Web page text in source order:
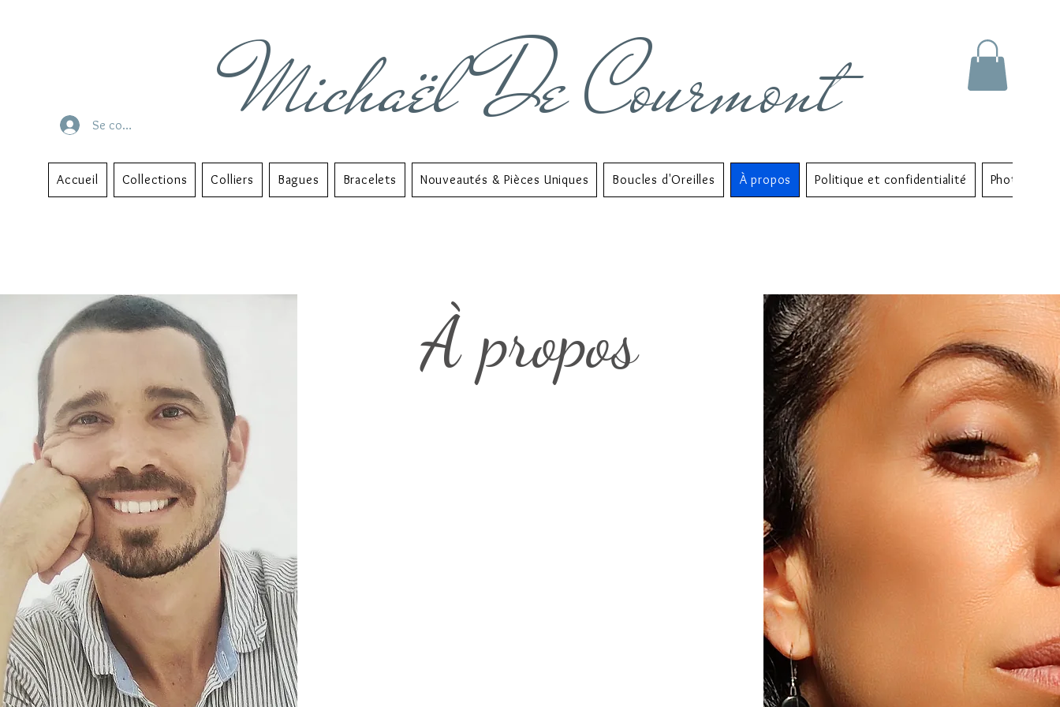
Se connecter Michaël De Courmont
Accueil Collections Colliers Bagues Bracelets Nouveautés & Pièces Uniques Boucles d'Oreilles À propos Politique et confidentialité Photo
À propos